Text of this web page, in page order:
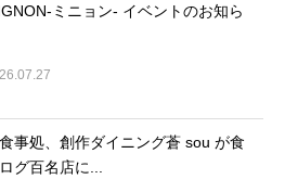
ミニョン- イベントのお知ら
事処、創作ダイニング蒼 sou が食
グ百名店に...